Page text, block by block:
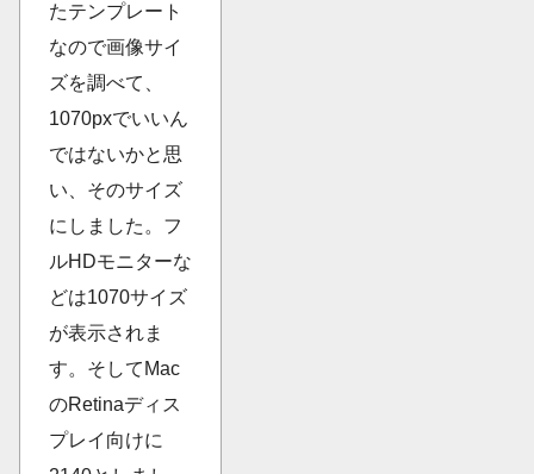
たテンプレート
なので画像サイ
ズを調べて、
1070pxでいいん
ではないかと思
い、そのサイズ
にしました。フ
ルHDモニターな
どは1070サイズ
が表示されま
す。そしてMac
のRetinaディス
プレイ向けに